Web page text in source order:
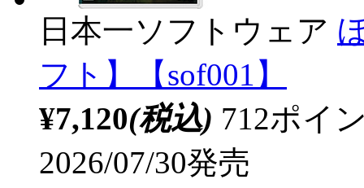
日本一ソフトウェア
フト】【sof001】
¥7,120(税込) 712ポイ
2026/07/30発売